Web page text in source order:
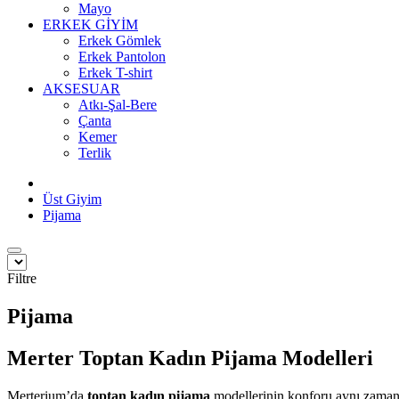
Mayo
ERKEK GİYİM
Erkek Gömlek
Erkek Pantolon
Erkek T-shirt
AKSESUAR
Atkı-Şal-Bere
Çanta
Kemer
Terlik
Üst Giyim
Pijama
Filtre
Pijama
Merter Toptan Kadın Pijama Modelleri
Merterium’da toptan kadın pijama modellerinin konforu aynı